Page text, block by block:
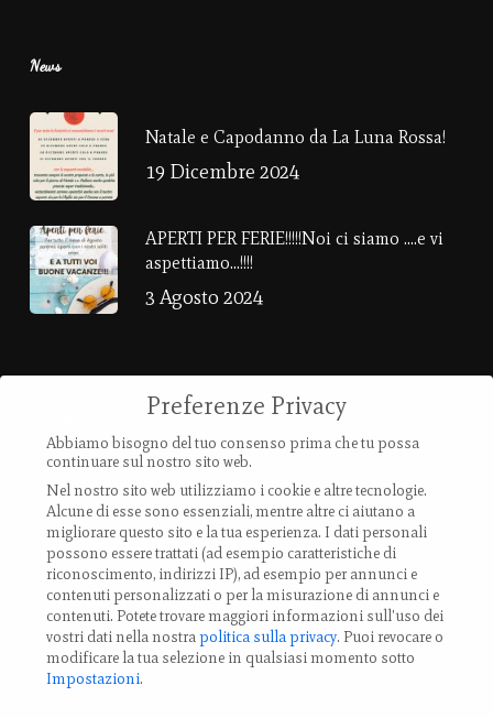
News
Natale e Capodanno da La Luna Rossa!
19 Dicembre 2024
APERTI PER FERIE!!!!!Noi ci siamo ….e vi
aspettiamo…!!!!
3 Agosto 2024
Via Provanone 4907 (30,71 km)
40017 Palata Pepoli,
Emilia-Romagna, Italy
TEL.: +39 0519 85 919
Modifica impostazione Cookies
Preferenze Privacy
Abbiamo bisogno del tuo consenso prima che tu possa
continuare sul nostro sito web.
Nel nostro sito web utilizziamo i cookie e altre tecnologie.
Alcune di esse sono essenziali, mentre altre ci aiutano a
migliorare questo sito e la tua esperienza. I dati personali
possono essere trattati (ad esempio caratteristiche di
riconoscimento, indirizzi IP), ad esempio per annunci e
contenuti personalizzati o per la misurazione di annunci e
contenuti. Potete trovare maggiori informazioni sull'uso dei
vostri dati nella nostrapolitica sulla privacy. Puoi revocare o
modificare la tua selezione in qualsiasi momento sotto
Impostazioni.